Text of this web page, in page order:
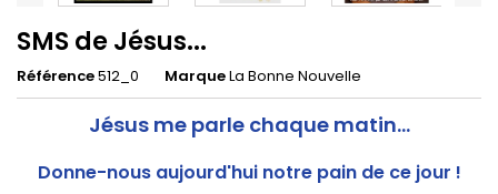
SMS de Jésus...
Référence512_0 MarqueLa Bonne Nouvelle
Jésus me parle chaque matin...
Donne-nous aujourd'hui notre pain de ce jour !